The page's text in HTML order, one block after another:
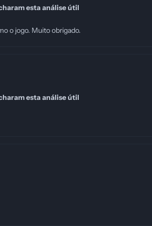
esta análise útil
o jogo. Muito obrigado.
esta análise útil